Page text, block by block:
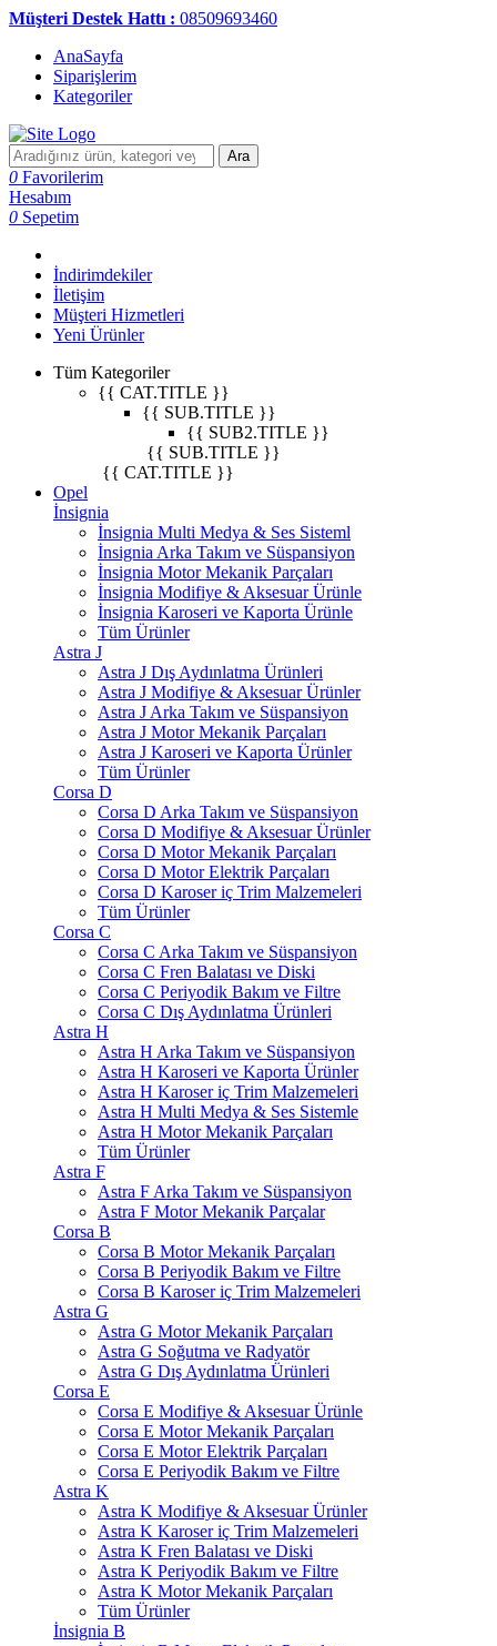
Müşteri Destek Hattı : 08509693460
AnaSayfa
Siparişlerim
Kategoriler
Ara
0 Favorilerim
Hesabım
0 Sepetim
İndirimdekiler
İletişim
Müşteri Hizmetleri
Yeni Ürünler
Tüm Kategoriler
{{ CAT.TITLE }}
{{ SUB.TITLE }}
{{ SUB2.TITLE }}
{{ SUB.TITLE }}
{{ CAT.TITLE }}
Opel
İnsignia
İnsignia Multi Medya & Ses Sisteml
İnsignia Arka Takım ve Süspansiyon
İnsignia Motor Mekanik Parçaları
İnsignia Modifiye & Aksesuar Ürünle
İnsignia Karoseri ve Kaporta Ürünle
Tüm Ürünler
Astra J
Astra J Dış Aydınlatma Ürünleri
Astra J Modifiye & Aksesuar Ürünler
Astra J Arka Takım ve Süspansiyon
Astra J Motor Mekanik Parçaları
Astra J Karoseri ve Kaporta Ürünler
Tüm Ürünler
Corsa D
Corsa D Arka Takım ve Süspansiyon
Corsa D Modifiye & Aksesuar Ürünler
Corsa D Motor Mekanik Parçaları
Corsa D Motor Elektrik Parçaları
Corsa D Karoser iç Trim Malzemeleri
Tüm Ürünler
Corsa C
Corsa C Arka Takım ve Süspansiyon
Corsa C Fren Balatası ve Diski
Corsa C Periyodik Bakım ve Filtre
Corsa C Dış Aydınlatma Ürünleri
Astra H
Astra H Arka Takım ve Süspansiyon
Astra H Karoseri ve Kaporta Ürünler
Astra H Karoser iç Trim Malzemeleri
Astra H Multi Medya & Ses Sistemle
Astra H Motor Mekanik Parçaları
Tüm Ürünler
Astra F
Astra F Arka Takım ve Süspansiyon
Astra F Motor Mekanik Parçalar
Corsa B
Corsa B Motor Mekanik Parçaları
Corsa B Periyodik Bakım ve Filtre
Corsa B Karoser iç Trim Malzemeleri
Astra G
Astra G Motor Mekanik Parçaları
Astra G Soğutma ve Radyatör
Astra G Dış Aydınlatma Ürünleri
Corsa E
Corsa E Modifiye & Aksesuar Ürünle
Corsa E Motor Mekanik Parçaları
Corsa E Motor Elektrik Parçaları
Corsa E Periyodik Bakım ve Filtre
Astra K
Astra K Modifiye & Aksesuar Ürünler
Astra K Karoser iç Trim Malzemeleri
Astra K Fren Balatası ve Diski
Astra K Periyodik Bakım ve Filtre
Astra K Motor Mekanik Parçaları
Tüm Ürünler
İnsignia B